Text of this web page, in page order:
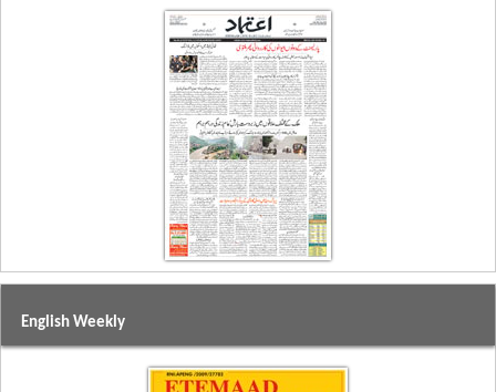
English Weekly